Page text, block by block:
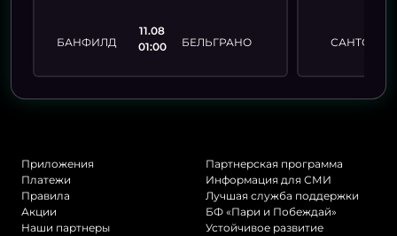
БАНФИЛД
11.08
01:00
БЕЛЬГРАНО САНТОС
Приложения
Платежи
Правила
Акции
Наши партнеры
Партнерская программа
Информация для СМИ
Лучшая служба поддержки
БФ «Пари и Побеждай»
Устойчивое развитие